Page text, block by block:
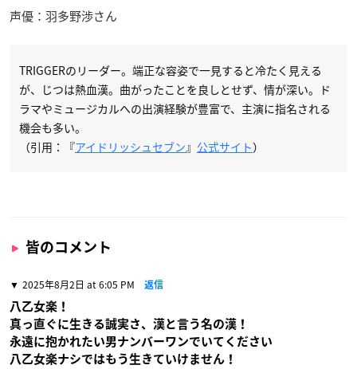
声優：羽多野渉さん
TRIGGERのリーダー。端正な容姿で一見すると冷たく見える
が、じつは熱血漢。曲がったことを良しとせず、情が深い。ド
ラマやミュージカルへの出演経験が豊富で、主演に指名される
機会も多い。
（引用：『アイドリッシュセブン 』 公式サイト）
皆のコメント
2025年8月2日 at 6:05 PM 返信
八乙女楽！
真っ直ぐに生きる誠実さ、漢と言う名の漢！
永遠に抱かれたい男ナンバーワンでいてください
八乙女楽ナシではもう生きていけません！